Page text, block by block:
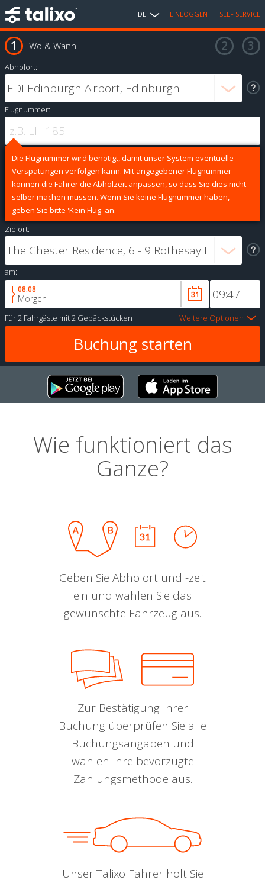
DE EINLOGGEN SELF SERVICE
Wo & Wann
Abholort:
Flugnummer:
Die Flugnummer wird benötigt, damit unser System eventuelle
Verspätungen verfolgen kann. Mit angegebener Flugnummer
können die Fahrer die Abholzeit anpassen, so dass Sie dies nicht
selber machen müssen. Wenn Sie keine Flugnummer haben,
geben Sie bitte 'Kein Flug' an.
Zielort:
am:
08.08
Morgen
Für2 Fahrgäste mit2 Gepäckstücken Weitere Optionen
Wie funktioniert das
Ganze?
Geben Sie Abholort und -zeit
ein und wählen Sie das
gewünschte Fahrzeug aus.
Zur Bestätigung Ihrer
Buchung überprüfen Sie alle
Buchungsangaben und
wählen Ihre bevorzugte
Zahlungsmethode aus.
Unser Talixo Fahrer holt Sie